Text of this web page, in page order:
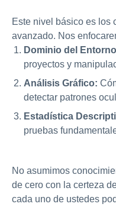
Este nivel básico es los
avanzado. Nos
Dominio del
proyectos y
Análisis Gráfico:
detectar patrones
Estadística
pruebas
No asumimos
de cero con la certeza
cada uno de ustedes